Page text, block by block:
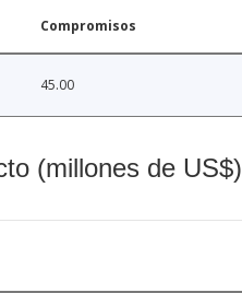
Compromisos
45.00
(millones de US$)